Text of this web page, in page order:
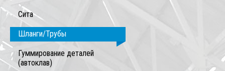
Сита
Шланги/Трубы
Гуммирование деталей
(автоклав)